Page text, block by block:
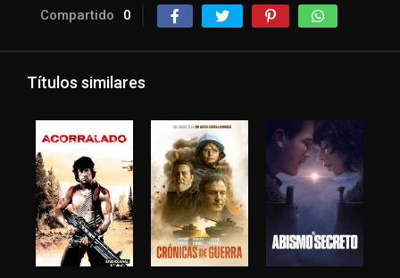
Compartido 0
Títulos similares